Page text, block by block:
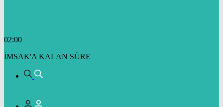
02:00
İMSAK'A KALAN SÜRE